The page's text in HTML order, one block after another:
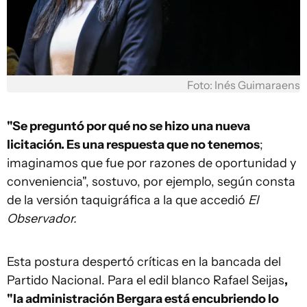
Foto: Inés Guimaraens
"Se preguntó por qué no se hizo una nueva
licitación. Es una respuesta que no tenemos;
imaginamos que fue por razones de oportunidad y
conveniencia", sostuvo, por ejemplo, según consta
de la versión taquigráfica a la que accedió El
Observador.
Esta postura despertó críticas en la bancada del
Partido Nacional. Para el edil blanco Rafael Seijas,
"la administración Bergara está encubriendo lo